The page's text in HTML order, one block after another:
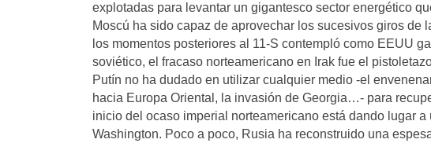
explotadas para levantar un gigantesco sector energético
Moscú ha sido capaz de aprovechar los sucesivos giros
los momentos posteriores al 11-S contempló como EEUU
soviético, el fracaso norteamericano en Irak fue el
Putín no ha dudado en utilizar cualquier medio -el
hacia Europa Oriental, la invasión de Georgia…- para
inicio del ocaso imperial norteamericano está dando lugar
Washington. Poco a poco, Rusia ha reconstruido una